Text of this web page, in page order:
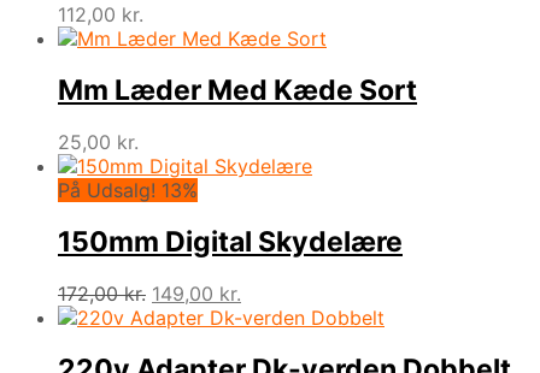
112,00 kr.
Mm Læder Med Kæde Sort
25,00 kr.
På Udsalg! 13%
150mm Digital Skydelære
172,00kr. Den
oprindelige
var:
149,00 kr.
aktuelle
er: